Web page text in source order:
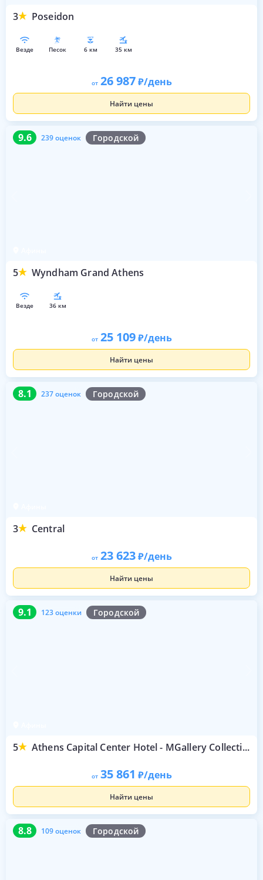
3 Poseidon
везде песок 6 км 35 км
от 26 987 /день
Найти цены
9.6 239 оценок Городской
5 Wyndham Grand Athens
9.6 239 оценок
везде 36 км
от 25 109 /день
Найти цены
8.1 237 оценок Городской
3 Central
8.1 237 оценок
от 23 623 /день
Найти цены
9.1 123 оценки Городской
5 Athens Capital Center Hotel - MGallery Collection
9.1 123 оценки
от 35 861 /день
Найти цены
8.8 109 оценок Городской
8.8 109 оценок